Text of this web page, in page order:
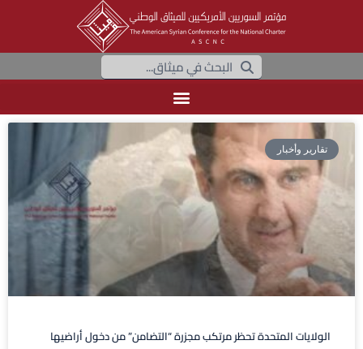
تقارير وأخبار
الولايات المتحدة تحظر مرتكب مجزرة “التضامن” من دخول أراضيها